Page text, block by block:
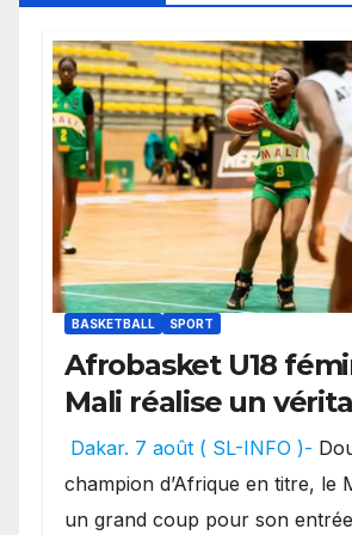
BASKETBALL SPORT
Afrobasket U18
Mali réalise un
festival offensif et
une lourde défaite
Bénin.
Dakar. 7 août ( SL-INFO )-
champion d’Afrique en titre, le
un grand coup pour son